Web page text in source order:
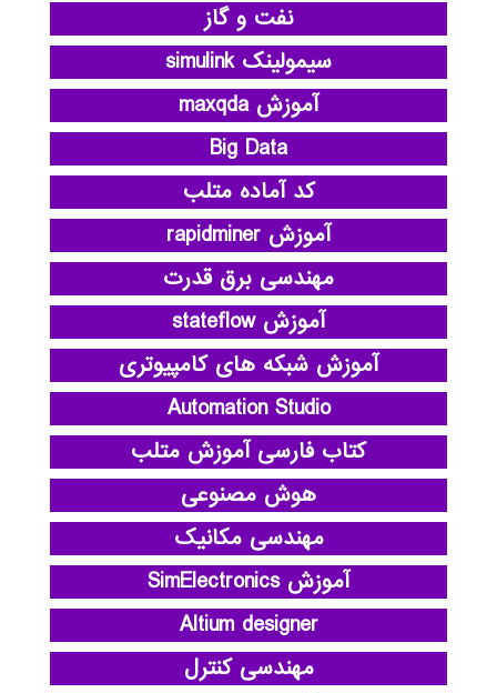
نفت و گاز
سیمولینک simulink
آموزش maxqda
Big Data
کد آماده متلب
آموزش rapidminer
مهندسی برق قدرت
آموزش stateflow
آموزش شبکه های کامپیوتری
Automation Studio
کتاب فارسی آموزش متلب
هوش مصنوعی
مهندسی مکانیک
آموزش SimElectronics
Altium designer
مهندسی کنترل